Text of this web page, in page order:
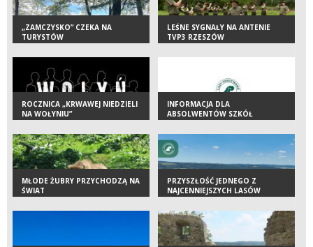
„ZAMCZYSKO” CZEKA NA
TURYSTÓW
LEŚNE SYGNAŁY NA ANTENIE
TVP3 RZESZÓW
ROCZNICA „KRWAWEJ NIEDZIELI
NA WOŁYNIU”
INFORMACJA DLA
ABSOLWENTÓW SZKÓŁ
LEŚNYCH – KANDYDATÓW NA
STAŻ W NADLEŚNICTWACH
ZGRUPOWANYCH W
REGIONALNEJ DYREKCJI LASÓW
PAŃSTWOWYCH W KROŚNIE W
2026 ROKU
MŁODE ŻUBRY PRZYCHODZĄ NA
ŚWIAT
PRZYSZŁOŚĆ JEDNEGO Z
NAJCENNIEJSZYCH LASÓW
KARPAT. „STAWIAMY NA
KOMPROMIS”